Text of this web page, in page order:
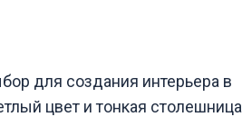
для создания интерьера в
цвет и тонкая столешница